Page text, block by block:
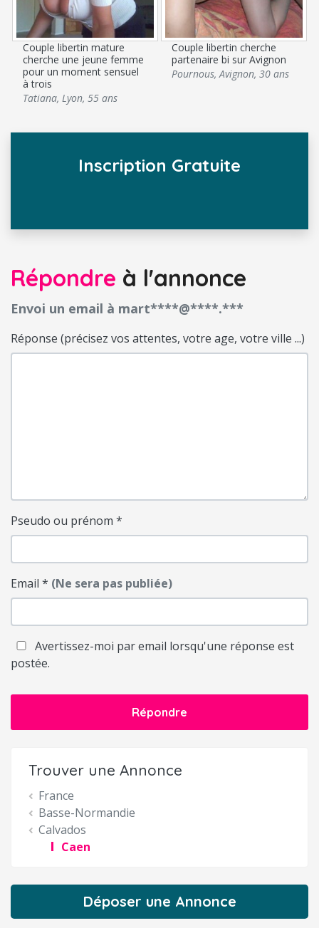
Couple libertin mature
cherche une jeune femme
pour un moment sensuel
à trois
Tatiana,Lyon,55 ans
Couple libertin cherche
partenaire bi sur Avignon
Pournous,Avignon,30 ans
Inscription Gratuite
Répondre à l'annonce
Envoi un email à mart****@****.***
Réponse (précisez vos attentes, votre age, votre ville ...)
Pseudo ou prénom *
Email * (Ne sera pas publiée)
Avertissez-moi par email lorsqu'une réponse est
postée.
Répondre
Trouver une Annonce
France
Basse-Normandie
Calvados
Caen
Déposer une Annonce